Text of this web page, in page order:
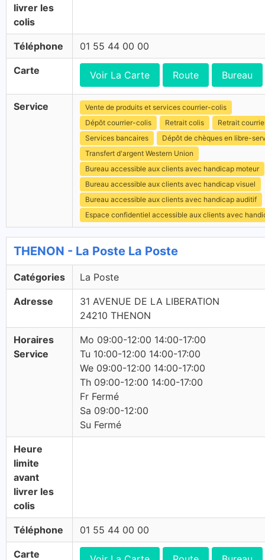
livrer les
colis
Téléphone 01 55 44 00 00
Carte Voir La Carte Route Bureau
Service
Vente de produits et services courrier-colis
Dépôt courrier-colis
Retrait colis
Retrait
Services bancaires
Dépôt de chèques en libre-
Transfert d'argent Western Union
Bureau accessible aux clients avec handicap moteur
Bureau accessible aux clients avec handicap visuel
Bureau accessible aux clients avec handicap auditif
Espace confidentiel accessible aux clients avec
THENON - La Poste La Poste
Catégories La Poste
Adresse
31 AVENUE DE LA LIBERATION
24210 THENON
Horaires
Service
Mo 09:00-12:00 14:00-17:00
Tu 10:00-12:00 14:00-17:00
We 09:00-12:00 14:00-17:00
Th 09:00-12:00 14:00-17:00
Fr Fermé
Sa 09:00-12:00
Su Fermé
Heure
limite
avant
livrer les
colis
Téléphone 01 55 44 00 00
Carte